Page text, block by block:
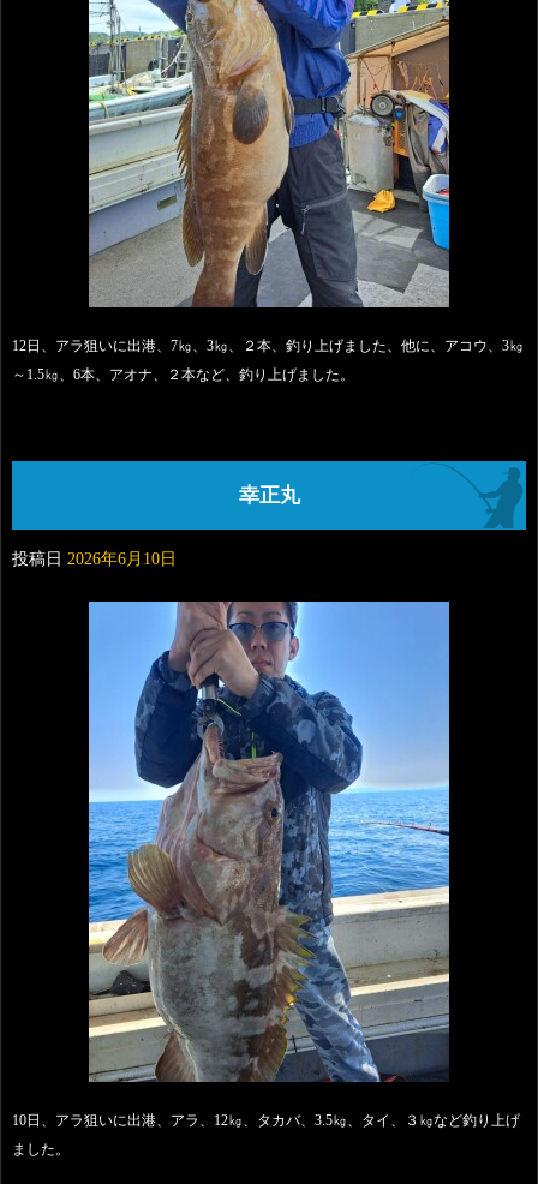
12日、アラ狙いに出港、7㎏、3㎏、２本、釣り上げました、他に、アコウ、3㎏
～1.5㎏、6本、アオナ、２本など、釣り上げました。
幸正丸
投稿日 2026年6月10日
10日、アラ狙いに出港、アラ、12㎏、タカバ、3.5㎏、タイ、３㎏など釣り上げ
ました。